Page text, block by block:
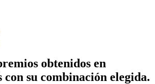
obtenidos en
su combinación elegida.